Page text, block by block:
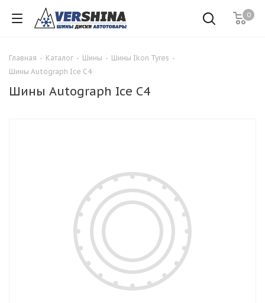
0
Главная - Каталог - Шины - Шины Ikon Tyres -
Шины Autograph Ice C4
Шины Autograph Ice C4